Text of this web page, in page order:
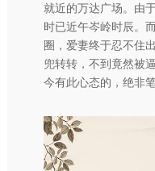
就近的万达广场。由
时已近午岑岭时辰。
圈，爱妻终于忍不住
兜转转，不到竟然被
今有此心态的，绝非